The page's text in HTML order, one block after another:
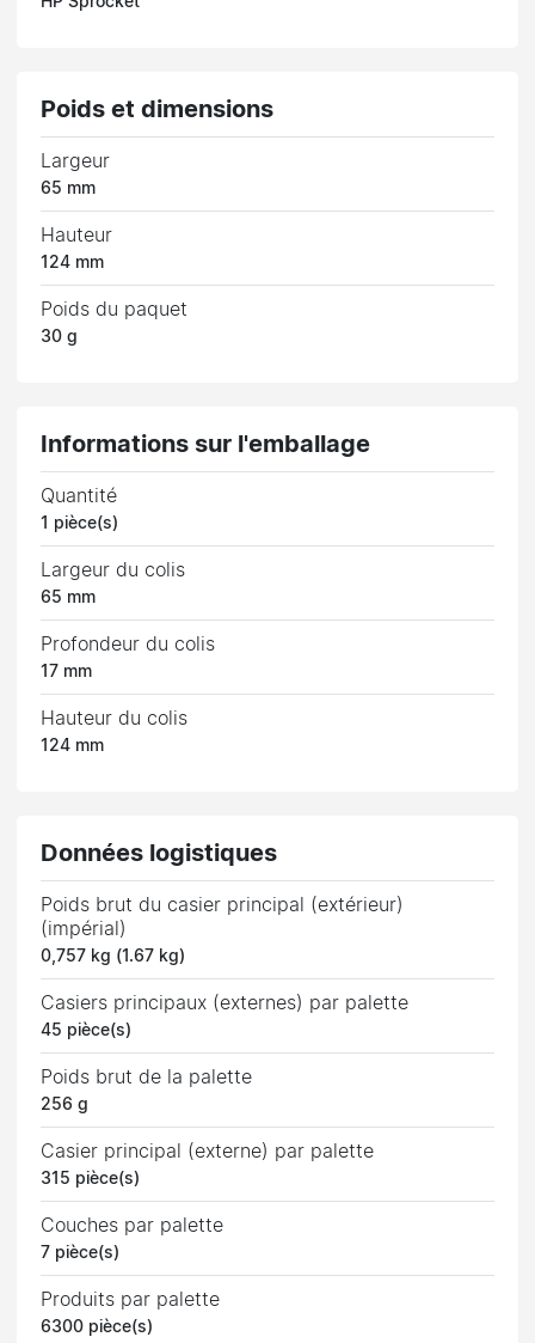
Poids et dimensions
Largeur
65 mm
Hauteur
124 mm
Poids du paquet
30 g
Informations sur l'emballage
Quantité
1 pièce(s)
Largeur du colis
65 mm
Profondeur du colis
17 mm
Hauteur du colis
124 mm
Données logistiques
Poids brut du casier principal (extérieur)
(impérial)
0,757 kg (1.67 kg)
Casiers principaux (externes) par palette
45 pièce(s)
Poids brut de la palette
256 g
Casier principal (externe) par palette
315 pièce(s)
Couches par palette
7 pièce(s)
Produits par palette
6300 pièce(s)